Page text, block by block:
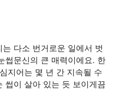
다소 번거로운 일에서 벗
썹문신의 큰 매력이에요. 한
지어는 몇 년 간 지속될 수
썹이 살아 있는 듯 보이게끔